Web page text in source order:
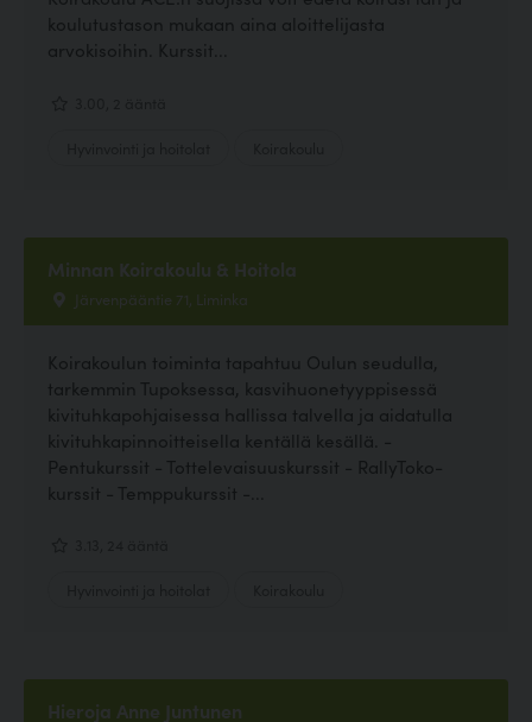
koulutustason mukaan aina aloittelijasta
arvokisoihin. Kurssit...
Minnan Koirakoulu & Hoitola
Järvenpääntie 71, Liminka
Koirakoulun toiminta tapahtuu Oulun seudulla,
tarkemmin Tupoksessa, kasvihuonetyyppisessä
kivituhkapohjaisessa hallissa talvella ja aidatulla
kivituhkapinnoitteisella kentällä kesällä. -
Pentukurssit - Tottelevaisuuskurssit - RallyToko-
kurssit - Temppukurssit -...
Hieroja Anne Juntunen